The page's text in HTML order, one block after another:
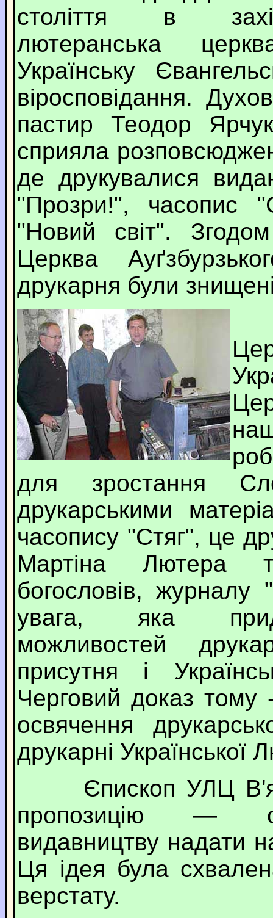
століття в
лютеранська
Українську
віросповідання.
пастир Теодор
сприяла
де друкувалися
"Прозри!", часопис
"Новий світ".
Церква
друкарня були
для зростання
друкарськими
часопису "Стяг", це
Мартіна Лютера
богословів, журналу
увага, яка
можливостей
присутня і
Черговий доказ
освячення
друкарні Української
Єпископ УЛЦ
пропозицію —
видавництву надати
Ця ідея була
верстату.